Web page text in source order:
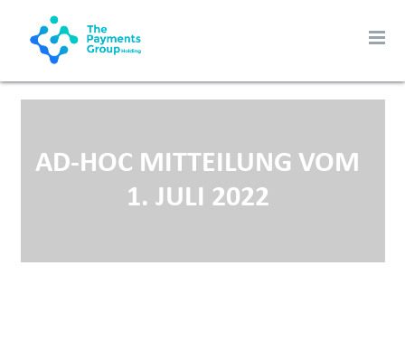
AD-HOC MITTEILUNG VOM
1. JULI 2022